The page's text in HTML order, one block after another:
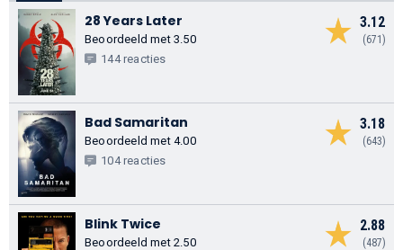
3.12
(671)
28 Years Later
Beoordeeld met 3.50
144 reacties
3.18
(643)
Bad Samaritan
Beoordeeld met 4.00
104 reacties
2.88
(487)
Blink Twice
Beoordeeld met 2.50